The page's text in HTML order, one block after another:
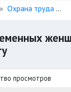
Охрана труда
просмотров